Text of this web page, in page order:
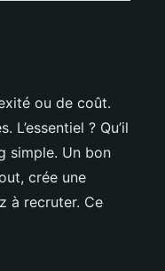
ou de coût.
? Qu’il
simple. Un bon
crée une
à recruter. Ce